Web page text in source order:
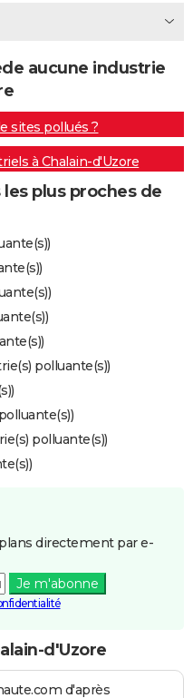
aucune industrie
sites pollués ?
à Chalain-d'Uzore
plus proches de
polluante(s))
polluante(s))
directement par e-
Je m'abonne
d'Uzore
d'après